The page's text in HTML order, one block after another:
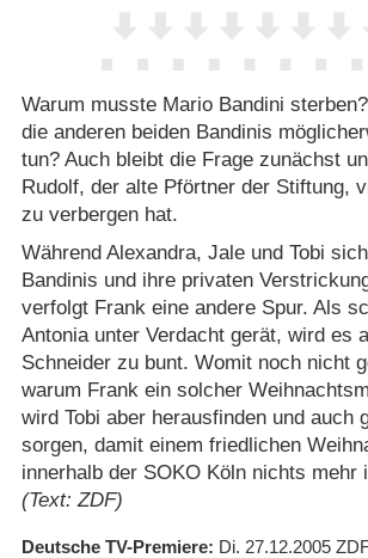
Warum musste Mario Bandini
die anderen beiden Bandinis
tun? Auch bleibt die Frage zunächst
Rudolf, der alte Pförtner der Stiftung,
zu verbergen hat.
Während Alexandra, Jale und Tobi
Bandinis und ihre privaten
verfolgt Frank eine andere Spur. Als
Antonia unter Verdacht gerät, wird es
Schneider zu bunt. Womit noch nicht
warum Frank ein solcher
wird Tobi aber herausfinden und auch
sorgen, damit einem friedlichen
innerhalb der SOKO Köln nichts mehr
(Text: ZDF)
Deutsche TV-Premiere Di. 27.12.2005